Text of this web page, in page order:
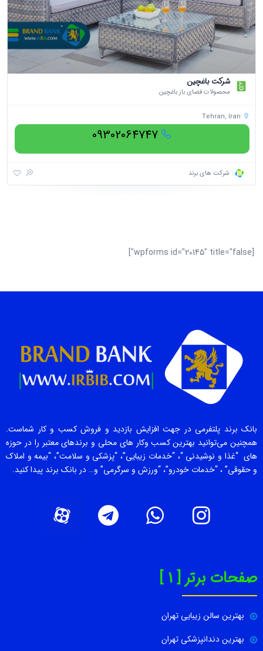
شرکت باغچین
محصولات فضای باز باغچین
Tehran, Iran
09302064747
شرکت های برند
[wpforms id="20145" title="false"]
بانک برند پلتفرمی در جهت افزایش بازدید و فروش کسب و کار شماست.
همچنین می‌توانید بهترین کسب وکار های محلی و برندهای معتبر را در حوزه
های “غذا و نوشیدنی “، “خدمات زیبایی”، “پزشکی و سلامت”، “بیمه و املاک
و حقوقی” ، “خدمات خودرو”، “ورزش و سرگرمی” و… در بانک برند پیدا کنید.
صفحات برتر [ 1 ]
بهترین سالن زیبایی تهران
بهترین دندانپزشکی تهران